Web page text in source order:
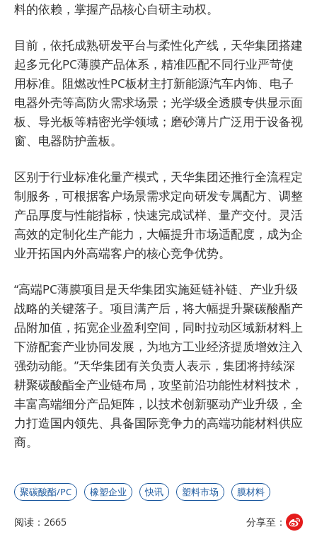
料的依赖，掌握产品核心自研主动权。
目前，依托成熟研发平台与柔性化产线，天华集团搭建
起多元化PC薄膜产品体系，精准匹配不同行业严苛使
用标准。阻燃改性PC板材主打新能源汽车内饰、电子
电器外壳等高防火需求场景；光学级全透膜专供显示面
板、导光板等精密光学领域；磨砂薄片广泛用于设备视
窗、电器防护盖板。
区别于行业标准化量产模式，天华集团还推行全流程定
制服务，可根据客户场景需求定向研发专属配方、调整
产品厚度与性能指标，快速完成试样、量产交付。灵活
高效的定制化生产能力，大幅提升市场适配度，成为企
业开拓国内外高端客户的核心竞争优势。
“高端PC薄膜项目是天华集团实施延链补链、产业升级
战略的关键落子。项目满产后，将大幅提升聚碳酸酯产
品附加值，拓宽企业盈利空间，同时拉动区域新材料上
下游配套产业协同发展，为地方工业经济提质增效注入
强劲动能。”天华集团有关负责人表示，集团将持续深
耕聚碳酸酯全产业链布局，攻坚前沿功能性材料技术，
丰富高端细分产品矩阵，以技术创新驱动产业升级，全
力打造国内领先、具备国际竞争力的高端功能材料供应
商。
聚碳酸酯/PC 橡塑企业 快讯 塑料市场 膜材料
阅读：2665 分享至：